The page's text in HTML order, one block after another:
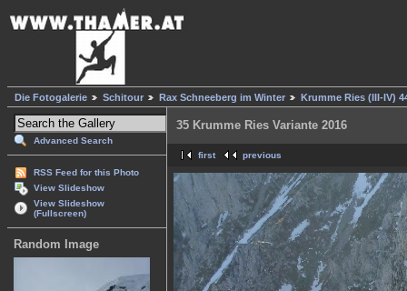
Die Fotogalerie Schitour Rax Schneeberg im Winter Krumme Ries (III-IV)
Advanced Search
RSS Feed for this Photo
View Slideshow
View Slideshow
(Fullscreen)
Random Image
35 Krumme Ries Variante 2016
first previous